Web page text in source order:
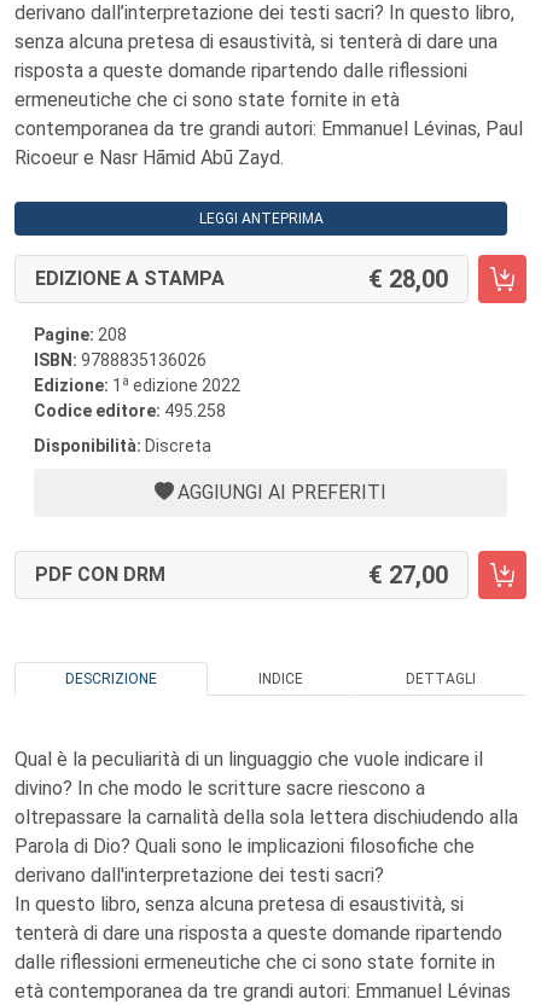
derivano dall’interpretazione dei testi sacri? In questo libro,
senza alcuna pretesa di esaustività, si tenterà di dare una
risposta a queste domande ripartendo dalle riflessioni
ermeneutiche che ci sono state fornite in età
contemporanea da tre grandi autori: Emmanuel Lévinas, Paul
Ricoeur e Nasr Hāmid Abū Zayd.
LEGGI ANTEPRIMA
EDIZIONE A STAMPA 28,00
Pagine: 208
ISBN: 9788835136026
Edizione: 1 a edizione 2022
Codice editore: 495.258
Disponibilità: Discreta
AGGIUNGI AI PREFERITI
PDF CON DRM 27,00
DESCRIZIONE INDICE DETTAGLI
Qual è la peculiarità di un linguaggio che vuole indicare il
divino? In che modo le scritture sacre riescono a
oltrepassare la carnalità della sola lettera dischiudendo alla
Parola di Dio? Quali sono le implicazioni filosofiche che
derivano dall'interpretazione dei testi sacri?
In questo libro, senza alcuna pretesa di esaustività, si
tenterà di dare una risposta a queste domande ripartendo
dalle riflessioni ermeneutiche che ci sono state fornite in
età contemporanea da tre grandi autori: Emmanuel Lévinas